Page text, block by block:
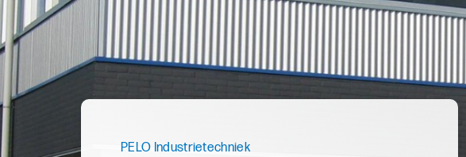
PELO Industrietechniek